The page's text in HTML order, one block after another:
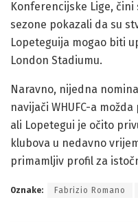
Konferencijske Lige,
sezone pokazali da su
Lopeteguija mogao biti
London Stadiumu.
Naravno, nijedna
navijači WHUFC-a
ali Lopetegui je očito
klubova u nedavno
primamljiv profil za
Oznake: Fabrizio Romano